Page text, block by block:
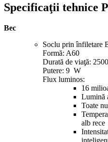
Specificaţii tehnice
Bec
Soclu prin înfiletare
Formă: A60
Durată de viaţă:
Putere: 9 W
Flux luminos:
16
Lumină
Toate
alb rece